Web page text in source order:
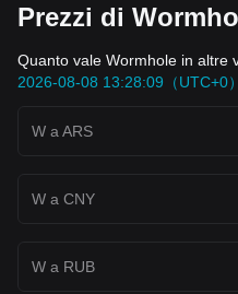
Prezzi di
Quanto vale Wormhole in altre
2026-08-08 13:28:09（UTC+0）
W a ARS
W a CNY
W a RUB